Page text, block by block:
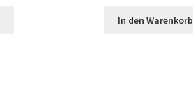
In den Warenkorb